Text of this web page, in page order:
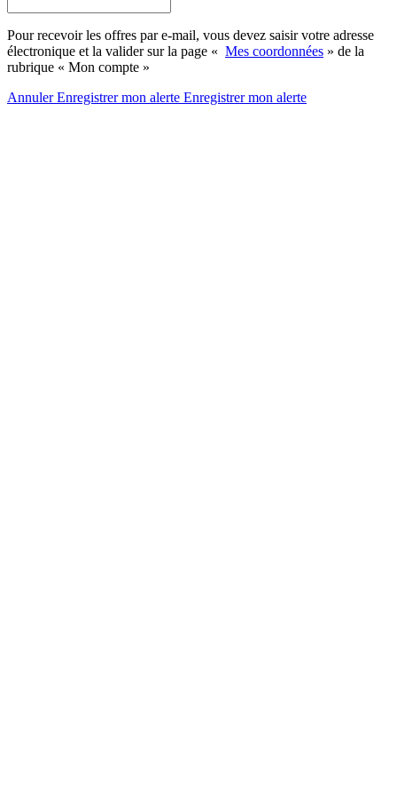
Pour recevoir les offres par e-mail, vous devez saisir votre adresse
électronique et la valider sur la page « Mes coordonnées » de la
rubrique « Mon compte »
AnnulerEnregistrer mon alerte Enregistrermon alerte